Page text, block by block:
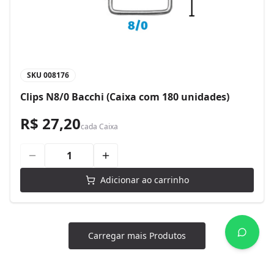
SKU 008176
Clips N8/0 Bacchi (Caixa com 180 unidades)
R$ 27,20cada Caixa
Adicionar ao carrinho
Carregar mais Produtos